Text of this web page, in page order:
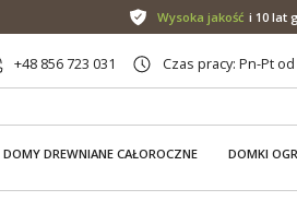
Wysoka jakość i 10 lat
+48 856 723 031 Czas pracy: Pn-Pt
DOMY DREWNIANE CAŁOROCZNE DOMKI